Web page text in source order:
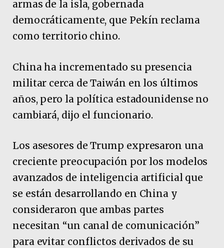
armas de la isla, gobernada
democráticamente, que Pekín reclama
como territorio chino.
China ha incrementado su presencia
militar cerca de Taiwán en los últimos
años, pero la política estadounidense no
cambiará, dijo el funcionario.
Los asesores de Trump expresaron una
creciente preocupación por los modelos
avanzados de inteligencia artificial que
se están desarrollando en China y
consideraron que ambas partes
necesitan “un canal de comunicación”
para evitar conflictos derivados de su